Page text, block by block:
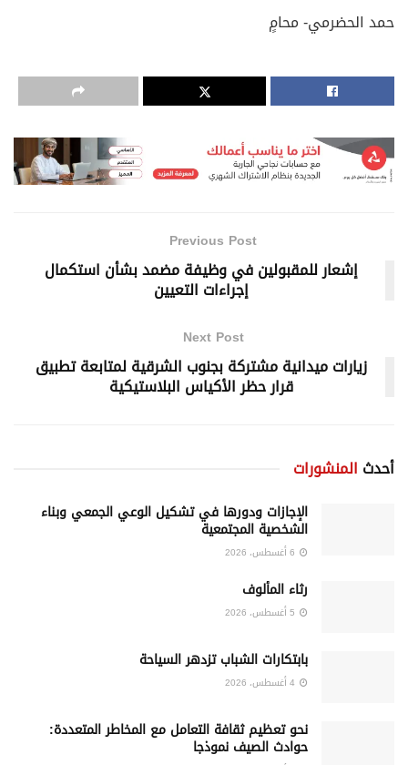
حمد الحضرمي- محامٍ
Previous Post
إشعار للمقبولين في وظيفة مضمد بشأن استكمال
إجراءات التعيين
Next Post
زيارات ميدانية مشتركة بجنوب الشرقية لمتابعة تطبيق
قرار حظر الأكياس البلاستيكية
أحدث المنشورات
الإجازات ودورها في تشكيل الوعي الجمعي وبناء
الشخصية المجتمعية
رثاء المألوف
بابتكارات الشباب تزدهر السياحة
نحو تعظيم ثقافة التعامل مع المخاطر المتعددة:
حوادث الصيف نموذجا